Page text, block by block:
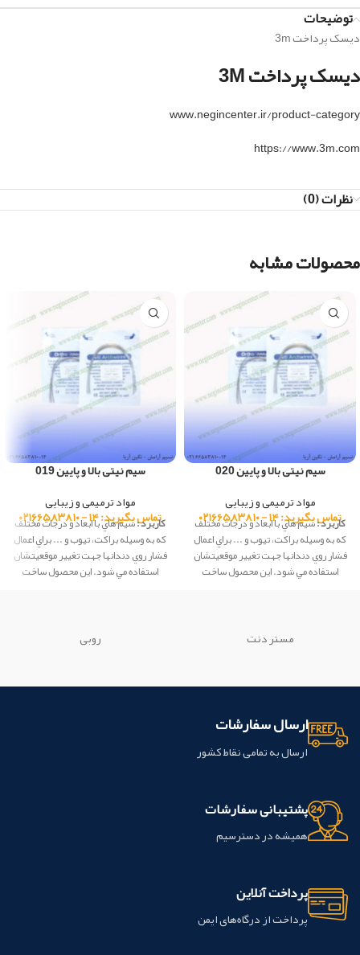
توضیحات
دیسک پرداخت 3m
دیسک پرداخت 3M
www.negincenter.ir/product-category
https://www.3m.com
نظرات (0)
محصولات مشابه
سیم نیتی بالا و پایین 020
مواد ترمیمی و زیبایی
تماس بگیرید: ۱۴ - ۰۲۱۶۶۵۸۳۸۱۰
کاربرد :سيم هاي با ابعاد و درجات مختلف
كه به وسيله براكت، تيوب و ... براي اعمال
فشار روي دندانها جهت تغيير موقعيتشان
استفاده مي شود. این محصول ساخت
سیم نیتی بالا و پایین 019
مواد ترمیمی و زیبایی
تماس بگیرید: ۱۴ - ۰۲۱۶۶۵۸۳۸۱۰
کاربرد :سيم هاي با ابعاد و درجات مختلف
كه به وسيله براكت، تيوب و ... براي اعمال
فشار روي دندانها جهت تغيير موقعيتشان
استفاده مي شود. این محصول ساخت
مستر دنت روبی
ارسال سفارشات
ارسال به تمامی نقاط کشور
پشتیبانی سفارشات
همیشه در دسترسیم
پرداخت آنلاین
پرداخت از درگاه‌های ایمن